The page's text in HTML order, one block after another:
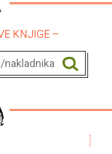
KNJIGE –